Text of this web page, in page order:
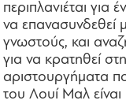
περιπλανιέται για
να επανασυνδεθεί
γνωστούς, και
για να κρατηθεί
αριστουργήματα
του Λουί Μαλ